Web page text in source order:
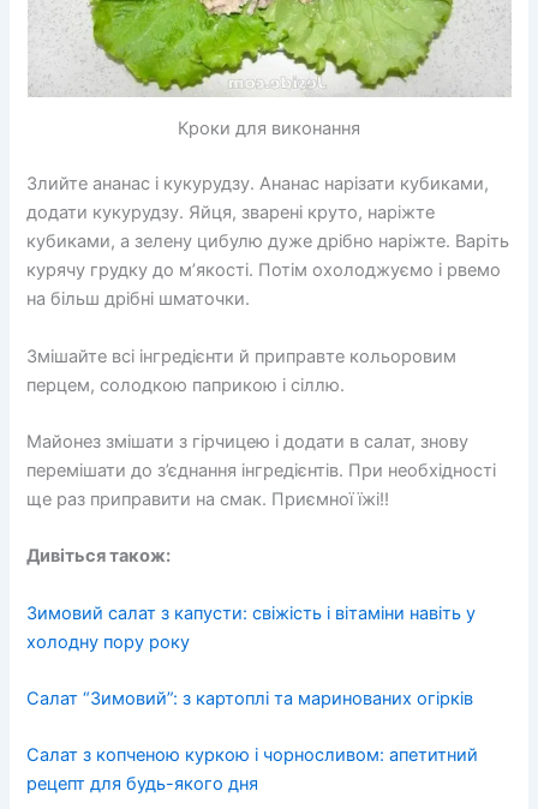
Кроки для виконання
Злийте ананас і кукурудзу. Ананас нарізати кубиками,
додати кукурудзу. Яйця, зварені круто, наріжте
кубиками, а зелену цибулю дуже дрібно наріжте. Варіть
курячу грудку до м’якості. Потім охолоджуємо і рвемо
на більш дрібні шматочки.
Змішайте всі інгредієнти й приправте кольоровим
перцем, солодкою паприкою і сіллю.
Майонез змішати з гірчицею і додати в салат, знову
перемішати до з’єднання інгредієнтів. При необхідності
ще раз приправити на смак. Приємної їжі!!
Дивіться також:
Зимовий салат з капусти: свіжість і вітаміни навіть у
холодну пору року
Салат “Зимовий”: з картоплі та маринованих огірків
Салат з копченою куркою і чорносливом: апетитний
рецепт для будь-якого дня